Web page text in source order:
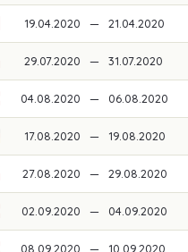
19.04.2020 — 21.04.2020
29.07.2020 — 31.07.2020
04.08.2020 — 06.08.2020
17.08.2020 — 19.08.2020
27.08.2020 — 29.08.2020
02.09.2020 — 04.09.2020
08.09.2020 — 10.09.2020